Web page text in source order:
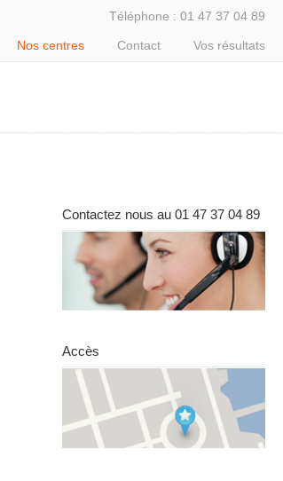
Téléphone : 01 47 37 04 89
Nos centres Contact Vos résultats
Contactez nous au 01 47 37 04 89
Accès